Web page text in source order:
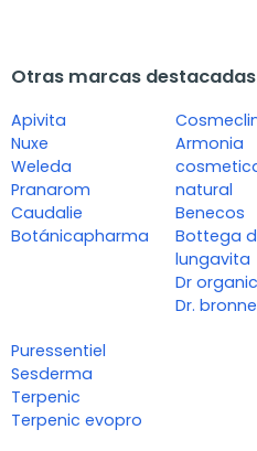
Otras marcas
Apivita
Nuxe
Weleda
Pranarom
Caudalie
Botánicapharma
Armonia
natural
Benecos
Bottega
lungavita
Dr
Dr.
Puressentiel
Sesderma
Terpenic
Terpenic evopro